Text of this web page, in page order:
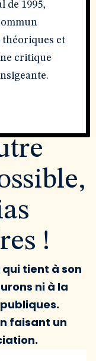
de 1995,
théoriques et
critique
!
tient à son
ni à la
faisant un